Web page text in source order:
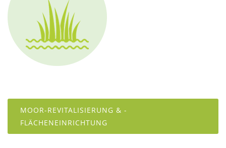
MOOR-REVITALISIERUNG & -
FLÄCHENEINRICHTUNG